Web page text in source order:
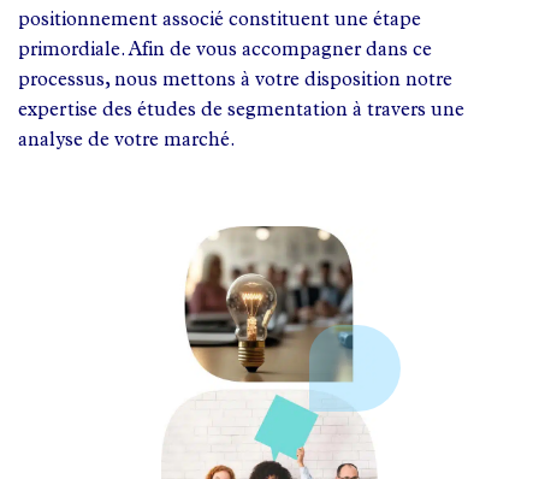
positionnement associé constituent une étape
primordiale. Afin de vous accompagner dans ce
processus, nous mettons à votre disposition notre
expertise des études de segmentation à travers une
analyse de votre marché.